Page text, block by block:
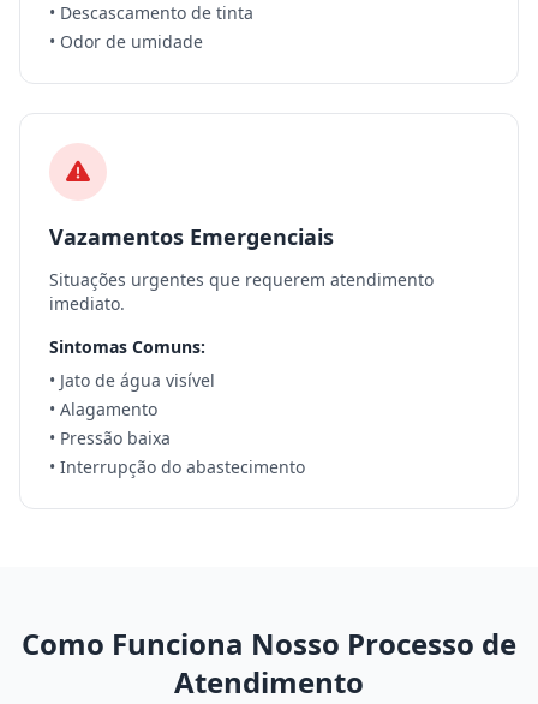
• Descascamento de tinta
• Odor de umidade
Vazamentos Emergenciais
Situações urgentes que requerem atendimento
imediato.
Sintomas Comuns:
• Jato de água visível
• Alagamento
• Pressão baixa
• Interrupção do abastecimento
Como Funciona Nosso Processo de
Atendimento